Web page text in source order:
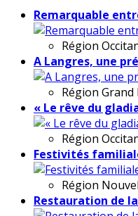
Remarquable
Région
A Langres, une
Région Grand
« Le rêve du
Région
Festivités
Région
Restauration de